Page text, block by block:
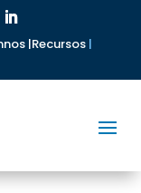
|Recursos |